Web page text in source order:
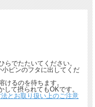
、多く出たレメディーは手に触
でたたいてください。
ビンのフタに出してくだ
けるのを待ちます。
して摂られてもOKです。
とお取り扱い上のご注意